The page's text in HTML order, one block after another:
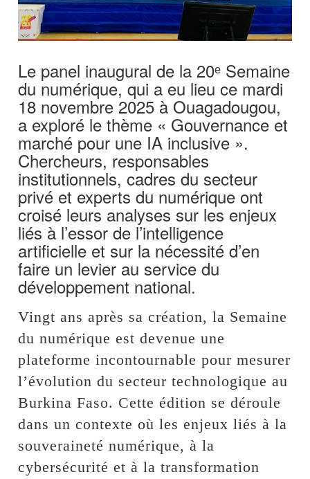
Le panel inaugural de la 20ᵉ Semaine
du numérique, qui a eu lieu ce mardi
18 novembre 2025 à Ouagadougou,
a exploré le thème « Gouvernance et
marché pour une IA inclusive ».
Chercheurs, responsables
institutionnels, cadres du secteur
privé et experts du numérique ont
croisé leurs analyses sur les enjeux
liés à l’essor de l’intelligence
artificielle et sur la nécessité d’en
faire un levier au service du
développement national.
Vingt ans après sa création, la Semaine
du numérique est devenue une
plateforme incontournable pour mesurer
l’évolution du secteur technologique au
Burkina Faso. Cette édition se déroule
dans un contexte où les enjeux liés à la
souveraineté numérique, à la
cybersécurité et à la transformation